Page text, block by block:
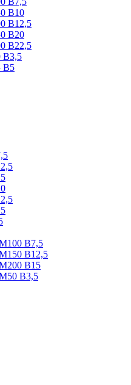
В10
В12,5
В20
В22,5
В3,5
В5
В7,5
В12,5
В15
В3,5